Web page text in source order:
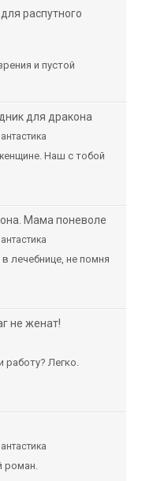
распутного
и пустой
для дракона
Наш с тобой
Мама поневоле
лечебнице, не помня
не женат!
работу? Легко.
роман.